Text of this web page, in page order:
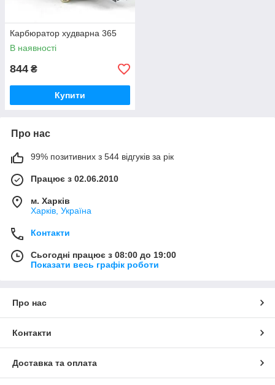
Карбюратор худварна 365
В наявності
844 ₴
Купити
Про нас
99% позитивних з 544 відгуків за рік
Працює з 02.06.2010
м. Харків
Харків, Україна
Контакти
Сьогодні працює з 08:00 до 19:00
Показати весь графік роботи
Про нас
Контакти
Доставка та оплата